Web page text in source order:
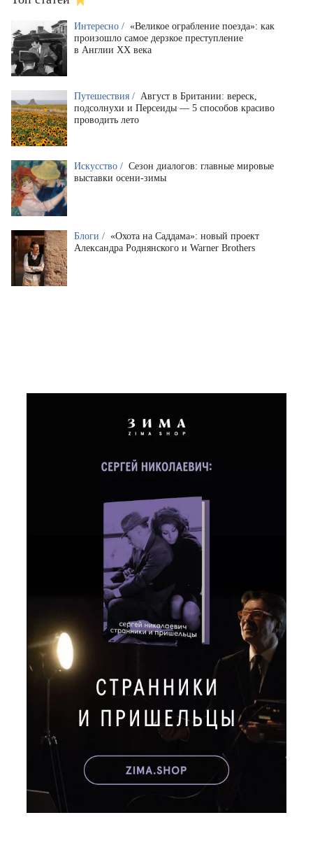
Интересно / «Великое ограбление поезда»: как
произошло самое дерзкое преступление
в Англии XX века
Путешествия / Август в Британии: вереск,
подсолнухи и Персеиды — 5 способов красиво
проводить лето
Искусство / Сезон диалогов: главные мировые
выставки осени-зимы
Блоги / «Охота на Саддама»: новый проект
Александра Роднянского и Warner Brothers